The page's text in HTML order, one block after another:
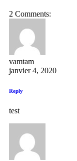
2 Comments:
vamtam
janvier 4, 2020
Reply
test